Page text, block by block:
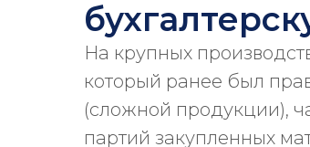
На крупных
который ранее был
(сложной продукции),
партий закупленных